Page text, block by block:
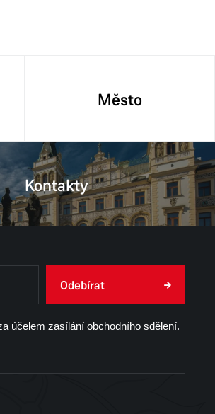
Město
Kontakty
Odebírat
účelem zasílání obchodního sdělení.